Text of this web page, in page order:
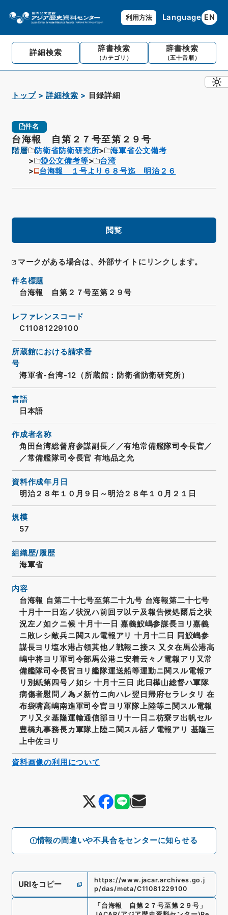
利用方法 Language EN
詳細検索 辞書検索
（カテゴリ）
辞書検索
（五十音順）
トップ 詳細検索 目録詳細
件名
台海報 自第２７号至第２９号
階層 防衛省防衛研究所
海軍省公文備考
⑩公文備考等
台湾
台海報 １号より６８号迄 明治２６
閲覧
マークがある場合は、外部サイトにリンクします。
情報の間違いや不具合をセンターに知らせる
件名標題
台海報 自第２７号至第２９号
レファレンスコード
C11081229100
所蔵館における請求番
号
海軍省-台湾-12（所蔵館：防衛省防衛研究所）
言語
日本語
作成者名称
角田台湾総督府参謀副長／／有地常備艦隊司令長官／
／常備艦隊司令長官 有地品之允
資料作成年月日
明治２８年１０月９日～明治２８年１０月２１日
規模
57
組織歴/履歴
海軍省
内容
台海報 自第二十七号至第二十九号 台海報第二十七号
十月十一日迄ノ状況ハ前回ヲ以テ及報告候処爾后之状
況左ノ如クニ候 十月十一日 嘉義鮫嶋参謀長ヨリ嘉義
ニ敗レシ敵兵ニ関スル電報アリ 十月十二日 同鮫嶋参
謀長ヨリ塩水港占領其他ノ戦報ニ接ス 又タ在馬公港高
嶋中将ヨリ軍司令部馬公港ニ安着云々ノ電報アリ又常
備艦隊司令長官ヨリ艦隊運送船等運動ニ関スル電報ア
リ別紙第四号ノ如シ 十月十三日 此日樺山総督ハ軍隊
病傷者慰問ノ為メ新竹ニ向ハレ翌日帰府セラレタリ 在
布袋嘴高嶋南進軍司令官ヨリ軍隊上陸等ニ関スル電報
アリ又タ基隆運輸通信部ヨリ十一日ニ枋寮ヲ出帆セル
豊橋丸事務長カ軍隊上陸ニ関スル話ノ電報アリ 基隆三
上中佐ヨリ
URIをコピー
https://www.jacar.archives.go.j
p/das/meta/C11081229100
「 台海報 自第２７号至第２９号 」
資料画像の利用について